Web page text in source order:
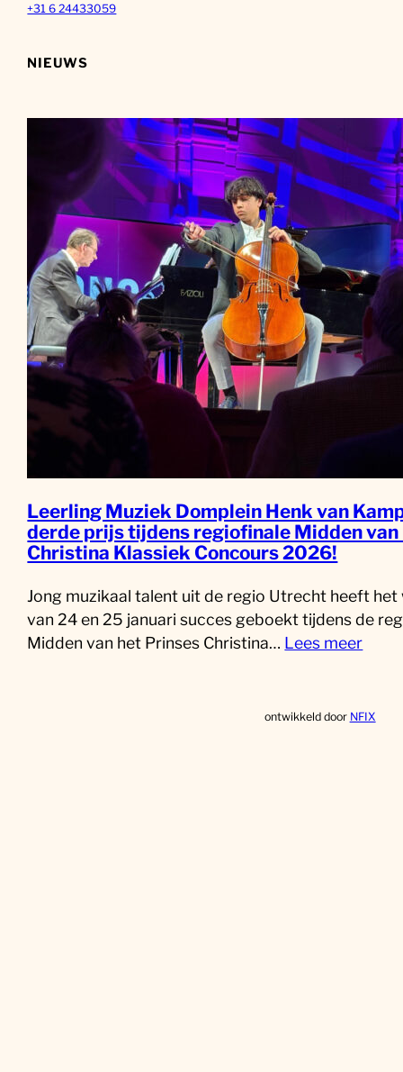
+31 6 24433059
NIEUWS
Leerling Muziek Domplein Henk van
derde prijs tijdens regiofinale Midden van
Christina Klassiek Concours 2026!
Jong muzikaal talent uit de regio Utrecht heeft het
van 24 en 25 januari succes geboekt tijdens de
Midden van het Prinses Christina… Lees meer
ontwikkeld door NFIX